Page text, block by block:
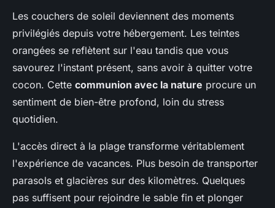
Les couchers de soleil deviennent des moments
privilégiés depuis votre hébergement. Les teintes
orangées se reflètent sur l'eau tandis que vous
savourez l'instant présent, sans avoir à quitter votre
cocon. Cette communion avec la nature procure un
sentiment de bien-être profond, loin du stress
quotidien.
L'accès direct à la plage transforme véritablement
l'expérience de vacances. Plus besoin de transporter
parasols et glacières sur des kilomètres. Quelques
pas suffisent pour rejoindre le sable fin et plonger